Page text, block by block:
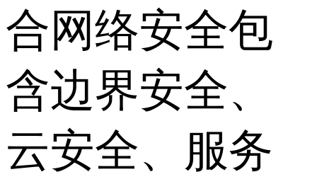
合网络安全包
含边界安全、
云安全、服务